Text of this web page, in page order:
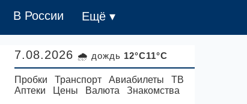
В России Ещё ▾
7.08.2026 🌧 дождь 12°C11°C
Пробки Транспорт Авиабилеты
ТВ
Аптеки
Цены Валюта Знакомства